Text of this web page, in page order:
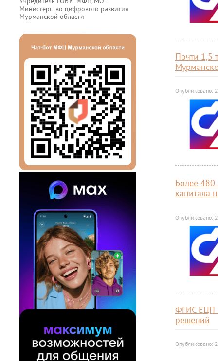
Министерство цифрового развития
Мурманской области
Почти 1,5
Опубликовано:
Более 480
капитала
Опубликовано:
ФГИС ЕЦП
решений
Опубликовано: